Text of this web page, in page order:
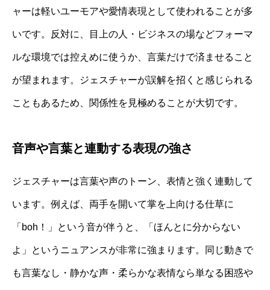
ャーは軽いユーモアや愛情表現として使われることが多
いです。反対に、目上の人・ビジネスの場などフォーマ
ルな環境では控えめに使うか、言葉だけで済ませること
が望まれます。ジェスチャーが誤解を招くと感じられる
こともあるため、関係性を見極めることが大切です。
音声や言葉と連動する表現の強さ
ジェスチャーは言葉や声のトーン、表情と強く連動して
います。例えば、両手を開いて掌を上向ける仕草に
「boh！」という音が伴うと、「ほんとに分からない
よ」というニュアンスが非常に強まります。同じ動きで
も言葉なし・静かな声・柔らかな表情なら単なる困惑や